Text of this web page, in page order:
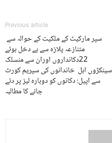
Previous article
سپر مارکیٹ کے ملکیت کے حوالہ سے
متنازعہ پلازہ سے بے دخل ہوئے
22دکانداروں اوران سے منسلک
سینکڑوں اہل خاندانوں کی سپریم کورٹ
سے اپیل: دکانوں کو دوبارہ لیز پر دئے
جانے کا مطالبہ